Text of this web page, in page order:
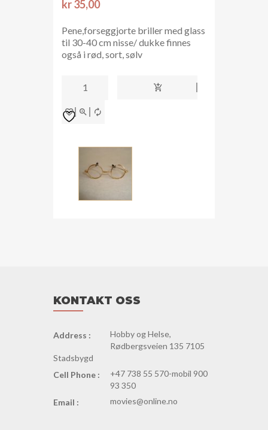
kr35,00
Pene,forseggjorte briller med glass
til 30-40 cm nisse/ dukke finnes
også i rød, sort, sølv
Dukke/nissebriller
65mm
KONTAKT OSS
Address :
Hobby og Helse,
Rødbergsveien 135 7105
Stadsbygd
Cell Phone :
+47 738 55 570-mobil 900
93 350
Email :
movies@online.no